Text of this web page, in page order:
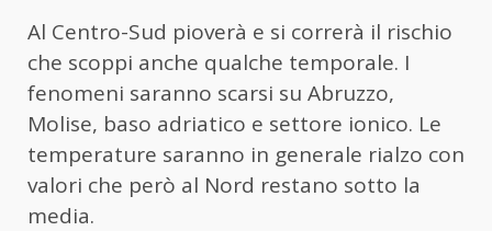
Al Centro-Sud pioverà e si correrà il rischio
che scoppi anche qualche temporale. I
fenomeni saranno scarsi su Abruzzo,
Molise, baso adriatico e settore ionico. Le
temperature saranno in generale rialzo con
valori che però al Nord restano sotto la
media.